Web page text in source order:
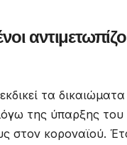
τα
της ύπαρξης του
στον κοροναϊού.